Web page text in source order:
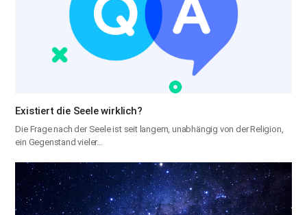
Existiert die Seele wirklich?
Die Frage nach der Seele ist seit langem, unabhängig von der Religion,
ein Gegenstand vieler…